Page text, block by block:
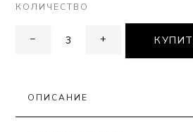
КОЛИЧЕСТВО
− +
ОПИСАНИЕ